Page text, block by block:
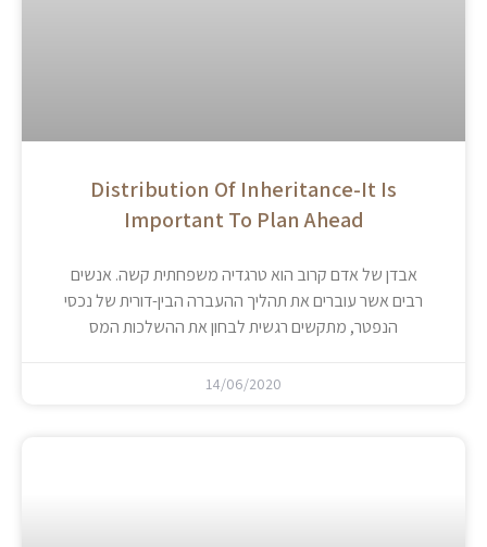
Distribution Of Inheritance-It Is
Important To Plan Ahead
אבדן של אדם קרוב הוא טרגדיה משפחתית קשה. אנשים
רבים אשר עוברים את תהליך ההעברה הבין-דורית של נכסי
הנפטר, מתקשים רגשית לבחון את ההשלכות המס
14/06/2020